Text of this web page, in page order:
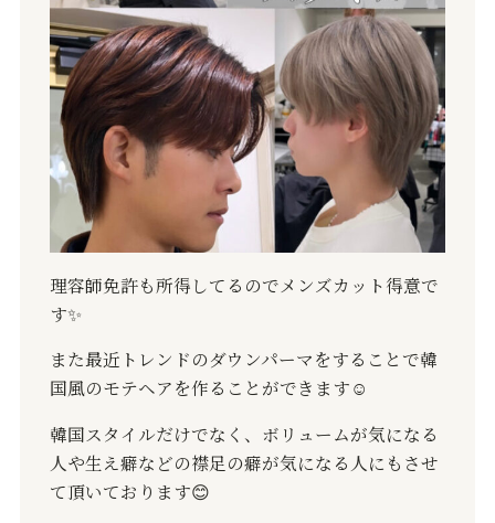
理容師免許も所得してるのでメンズカット得意で
す✨
また最近トレンドのダウンパーマをすることで韓
国風のモテヘアを作ることができます☺️
韓国スタイルだけでなく、ボリュームが気になる
人や生え癖などの襟足の癖が気になる人にもさせ
て頂いております😊